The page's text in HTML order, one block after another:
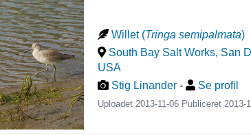
Willet (Tringa semipalmata)
South Bay Salt Works, San
USA
Stig Linander - Se profil
Uploadet 2013-11-06 Publiceret2013-